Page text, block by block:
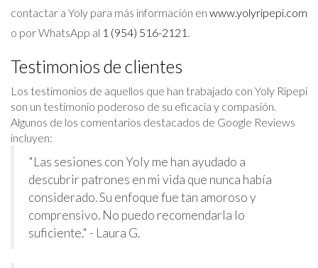
contactar a Yoly para más información en www.yolyripepi.com
o por WhatsApp al 1 (954) 516-2121 .
Testimonios de clientes
Los testimonios de aquellos que han trabajado con Yoly Ripepi
son un testimonio poderoso de su eficacia y compasión.
Algunos de los comentarios destacados de Google Reviews
incluyen:
"Las sesiones con Yoly me han ayudado a
descubrir patrones en mi vida que nunca había
considerado. Su enfoque fue tan amoroso y
comprensivo. No puedo recomendarla lo
suficiente." - Laura G.